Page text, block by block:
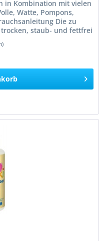
in Kombination mit vielen
Watte, Pompons,
Die zu
staub- und fettfrei